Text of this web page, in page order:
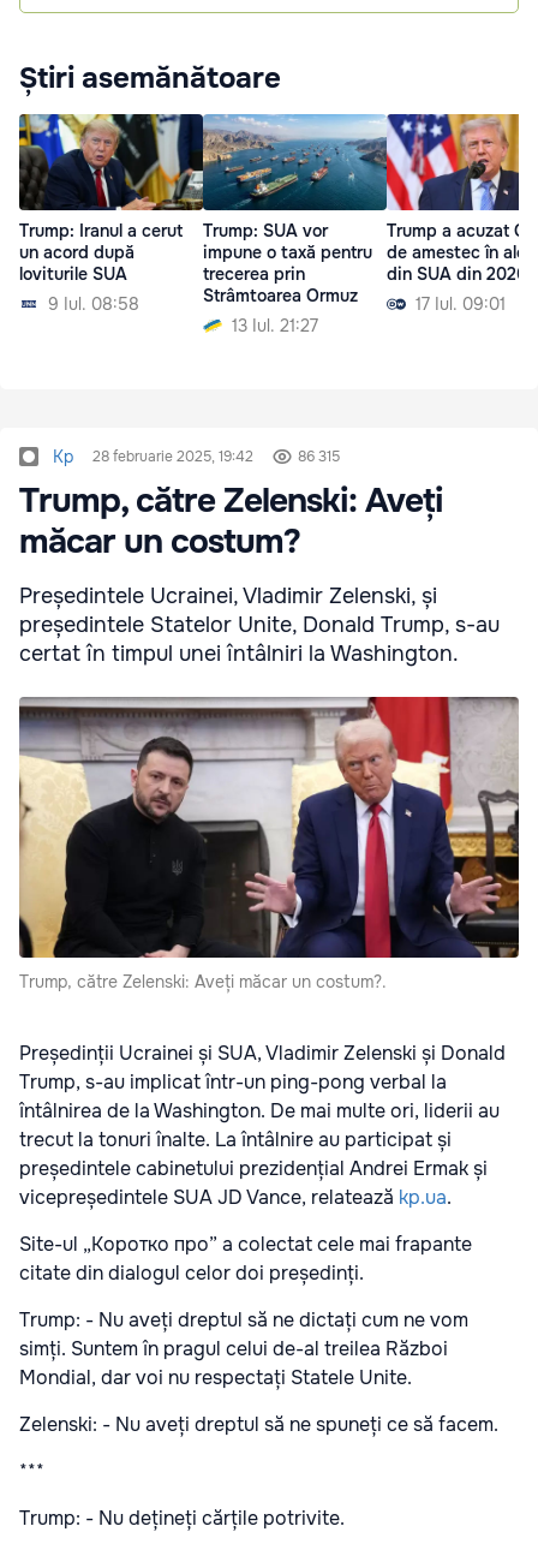
Știri asemănătoare
Trump: Iranul a cerut
un acord după
loviturile SUA
9 Iul. 08:58
Trump: SUA vor
impune o taxă pentru
trecerea prin
Strâmtoarea Ormuz
13 Iul. 21:27
Trump a acuzat
de amestec în
din SUA din 2020
17 Iul. 09:01
Kp 28 februarie 2025, 19:42 86 315
Trump, către Zelenski: Aveți
măcar un costum?
Președintele Ucrainei, Vladimir Zelenski, și
președintele Statelor Unite, Donald Trump, s-au
certat în timpul unei întâlniri la Washington.
Trump, către Zelenski: Aveți măcar un costum?.
Președinții Ucrainei și SUA, Vladimir Zelenski și Donald
Trump, s-au implicat într-un ping-pong verbal la
întâlnirea de la Washington. De mai multe ori, liderii au
trecut la tonuri înalte. La întâlnire au participat și
președintele cabinetului prezidențial Andrei Ermak și
vicepreședintele SUA JD Vance, relatează kp.ua.
Site-ul „Коротко про” a colectat cele mai frapante
citate din dialogul celor doi președinți.
Trump: - Nu aveți dreptul să ne dictați cum ne vom
simți. Suntem în pragul celui de-al treilea Război
Mondial, dar voi nu respectați Statele Unite.
Zelenski: - Nu aveți dreptul să ne spuneți ce să facem.
***
Trump: - Nu dețineți cărțile potrivite.